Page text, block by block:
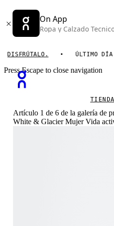
On App
Ropa y Calzado
ÚLTIMO DÍA
Press Escape to close navigation
TIENDA
Artículo 1 de 6 de la galería de
White & Glacier Mujer Vida